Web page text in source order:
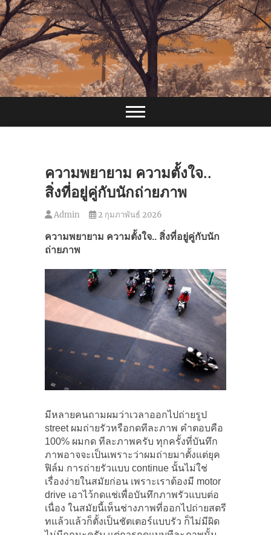
Skip
to
content
ความพยายาม ความตั้งใจ..
สิ่งที่อยู่คู่กับนักถ่ายภาพ
Admin 2 กุมภาพันธ์ 2026
ความพยายาม ความตั้งใจ.. สิ่งที่อยู่คู่กับนัก
ถ่ายภาพ
มีหลายคนถามผมว่าเวลาออกไปถ่ายรูป
street ผมถ่ายรัวหรือกดทีละภาพ คำตอบคือ
100% ผมกด ทีละภาพครับ ทุกครั้งที่บันทึก
ภาพอาจจะเป็นเพราะว่าผมถ่ายมาตั้งแต่ยุค
ฟิล์ม การถ่ายรัวแบบ continue นั้นไม่ใช่
เรื่องง่ายในสมัยก่อน เพราะเราต้องมี motor
drive เอาไว้กดแช่เพื่อบันทึกภาพรัวแบบต่อ
เนื่อง ในสมัยนี้เห็นช่างภาพที่ออกไปถ่ายสตรี
ทแล้วแล้วก็ตั้งเป็นชัตเตอร์แบบรัว ก็ไม่มีผิด